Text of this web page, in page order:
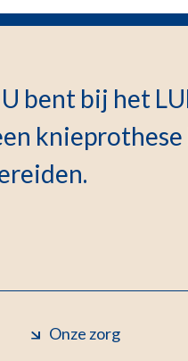
bent bij het
Onze zorg